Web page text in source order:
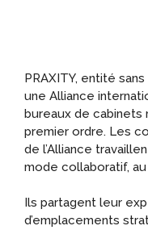
PRAXITY, entité
une Alliance
bureaux de cabinets
premier ordre. Les
de l’Alliance
mode collaboratif, au
Ils partagent leur
d’emplacements